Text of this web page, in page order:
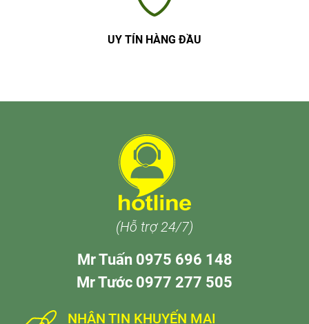
UY TÍN HÀNG ĐẦU
(Hỗ trợ 24/7)
Mr Tuấn 0975 696 148
Mr Tước 0977 277 505
NHẬN TIN KHUYẾN MẠI